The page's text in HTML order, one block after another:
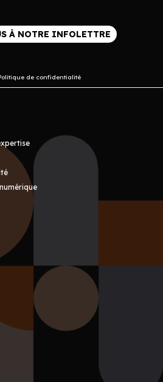
À NOTRE INFOLETTRE
de confidentialité